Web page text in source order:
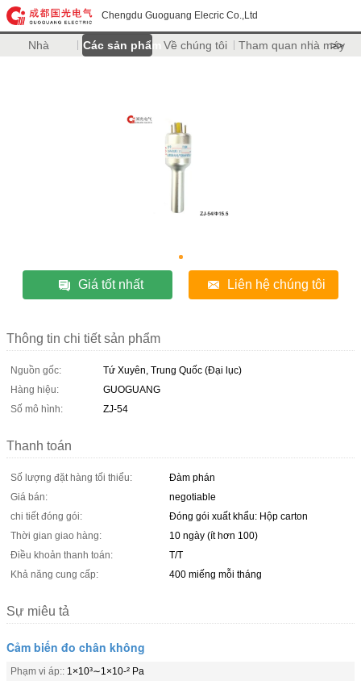
Chengdu Guoguang Elecric Co.,Ltd
Nhà Các sản phẩm Về chúng tôi Tham quan nhà máy
>>
Giá tốt nhất Liên hệ chúng tôi
Thông tin chi tiết sản phẩm
Nguồn gốc:
Tứ Xuyên, Trung Quốc (Đại lục)
Hàng hiệu:
GUOGUANG
Số mô hình:
ZJ-54
Thanh toán
Số lượng đặt hàng tối thiểu:
Đàm phán
Giá bán:
negotiable
chi tiết đóng gói:
Đóng gói xuất khẩu: Hộp carton
Thời gian giao hàng:
10 ngày (ít hơn 100)
Điều khoản thanh toán:
T/T
Khả năng cung cấp:
400 miếng mỗi tháng
Sự miêu tả
Cảm biến đo chân không
Phạm vi áp:: 1×10³∼1×10-² Pa